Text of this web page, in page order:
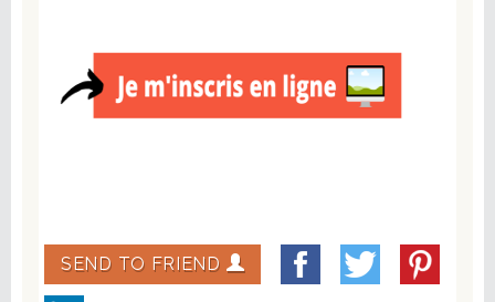
SEND TO FRIEND